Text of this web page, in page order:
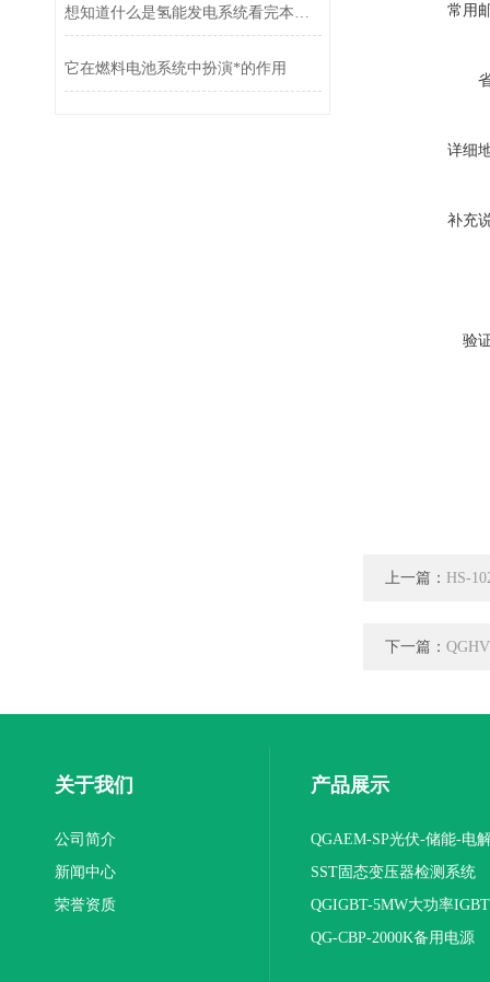
常用
详细
补充
验
上一篇： HS-
下一篇：
想知道什么是氢能发电系统看完本篇你就知道了
它在燃料电池系统中扮演*的作用
关于我们
公司简介
新闻中心
荣誉资质
产品展示
QGAEM-SP光伏-储能-电
体化测试平台
SST固态变压器检测系统
QGIGBT-5MW大功率
电源
QG-CBP-2000K备用电源